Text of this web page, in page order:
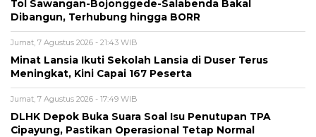
Tol Sawangan-Bojonggede-Salabenda Bakal
Dibangun, Terhubung hingga BORR
Jumat, 7 Agustus 2026 - 21:43 WIB
Minat Lansia Ikuti Sekolah Lansia di Duser Terus
Meningkat, Kini Capai 167 Peserta
Jumat, 7 Agustus 2026 - 17:49 WIB
DLHK Depok Buka Suara Soal Isu Penutupan TPA
Cipayung, Pastikan Operasional Tetap Normal